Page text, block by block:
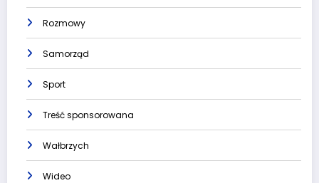
Rozmowy
Samorząd
Sport
Treść sponsorowana
Wałbrzych
Wideo